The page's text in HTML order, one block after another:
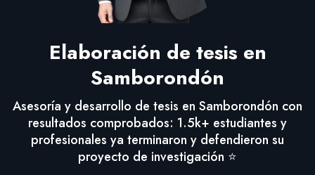
Elaboración de tesis en
Samborondón
Asesoría y desarrollo de tesis en Samborondón con
resultados comprobados: 1.5k+ estudiantes y
profesionales ya terminaron y defendieron su
proyecto de investigación ⭐